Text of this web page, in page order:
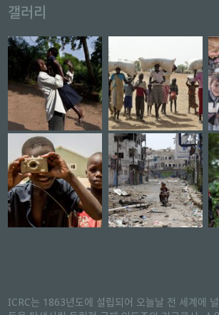
갤러리
ICRC는 1863년도에 설립되어 오늘날 전 세계에